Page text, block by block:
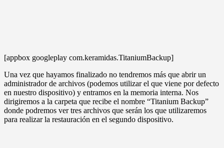
[appbox googleplay com.keramidas.TitaniumBackup]
Una vez que hayamos finalizado no tendremos más que abrir un
administrador de archivos (podemos utilizar el que viene por defecto
en nuestro dispositivo) y entramos en la memoria interna. Nos
dirigiremos a la carpeta que recibe el nombre “Titanium Backup”
donde podremos ver tres archivos que serán los que utilizaremos
para realizar la restauración en el segundo dispositivo.